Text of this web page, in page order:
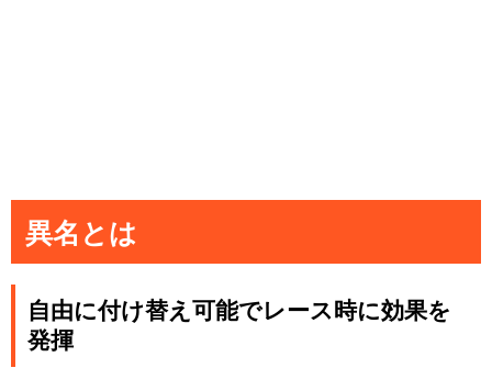
異名とは
自由に付け替え可能でレース時に効果を
発揮